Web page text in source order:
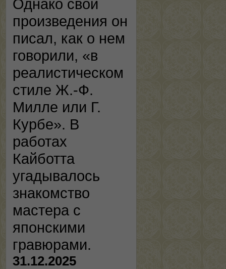
Однако свои
произведения он
писал, как о нем
говорили, «в
реалистическом
стиле Ж.-Ф.
Милле или Г.
Курбе». В
работах
Кайботта
угадывалось
знакомство
мастера с
японскими
гравюрами.
31.12.2025